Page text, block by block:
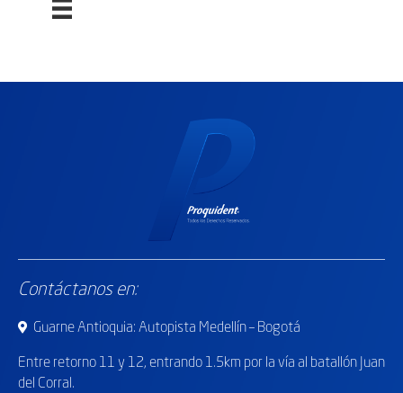
Contáctanos en:
Guarne Antioquia: Autopista Medellín – Bogotá
Entre retorno 11 y 12, entrando 1.5km por la vía al batallón Juan
del Corral.